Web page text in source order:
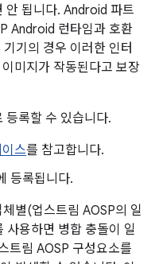
안 됩니다. Android 파트
Android 런타임과 호환
기의 경우 이러한 인터
미지가 작동된다고 보장
등록할 수 있습니다.
스를 참고합니다.
등록됩니다.
별(업스트림 AOSP의 일
사용하면 병합 충돌이 일
트림 AOSP 구성요소를